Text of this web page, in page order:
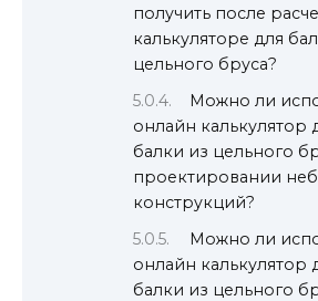
получить после
калькуляторе для
цельного бруса?
Можно ли
онлайн калькулятор
балки из цельного
проектировании
конструкций?
Можно ли
онлайн калькулятор
балки из цельного